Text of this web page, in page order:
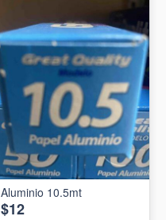
Aluminio 10.5mt
$12